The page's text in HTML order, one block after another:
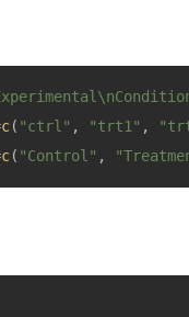
c( "ctrl" , "trt1" ,
c( "Control" ,